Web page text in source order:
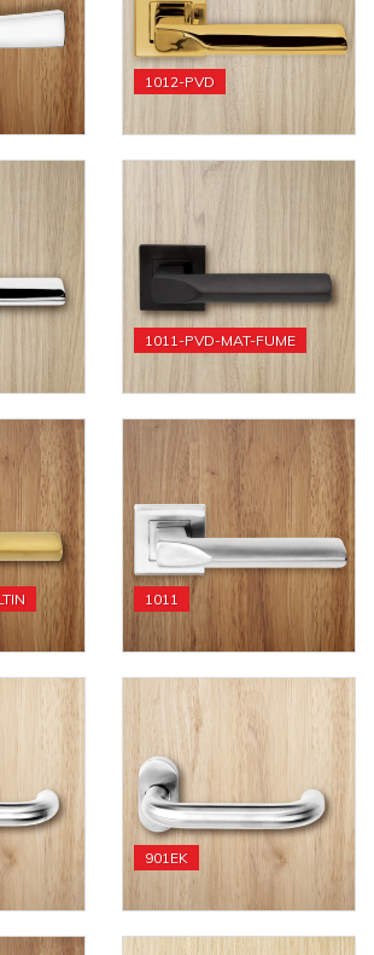
1012-PVD
1011-PVD-MAT-FUME
1011
901EK